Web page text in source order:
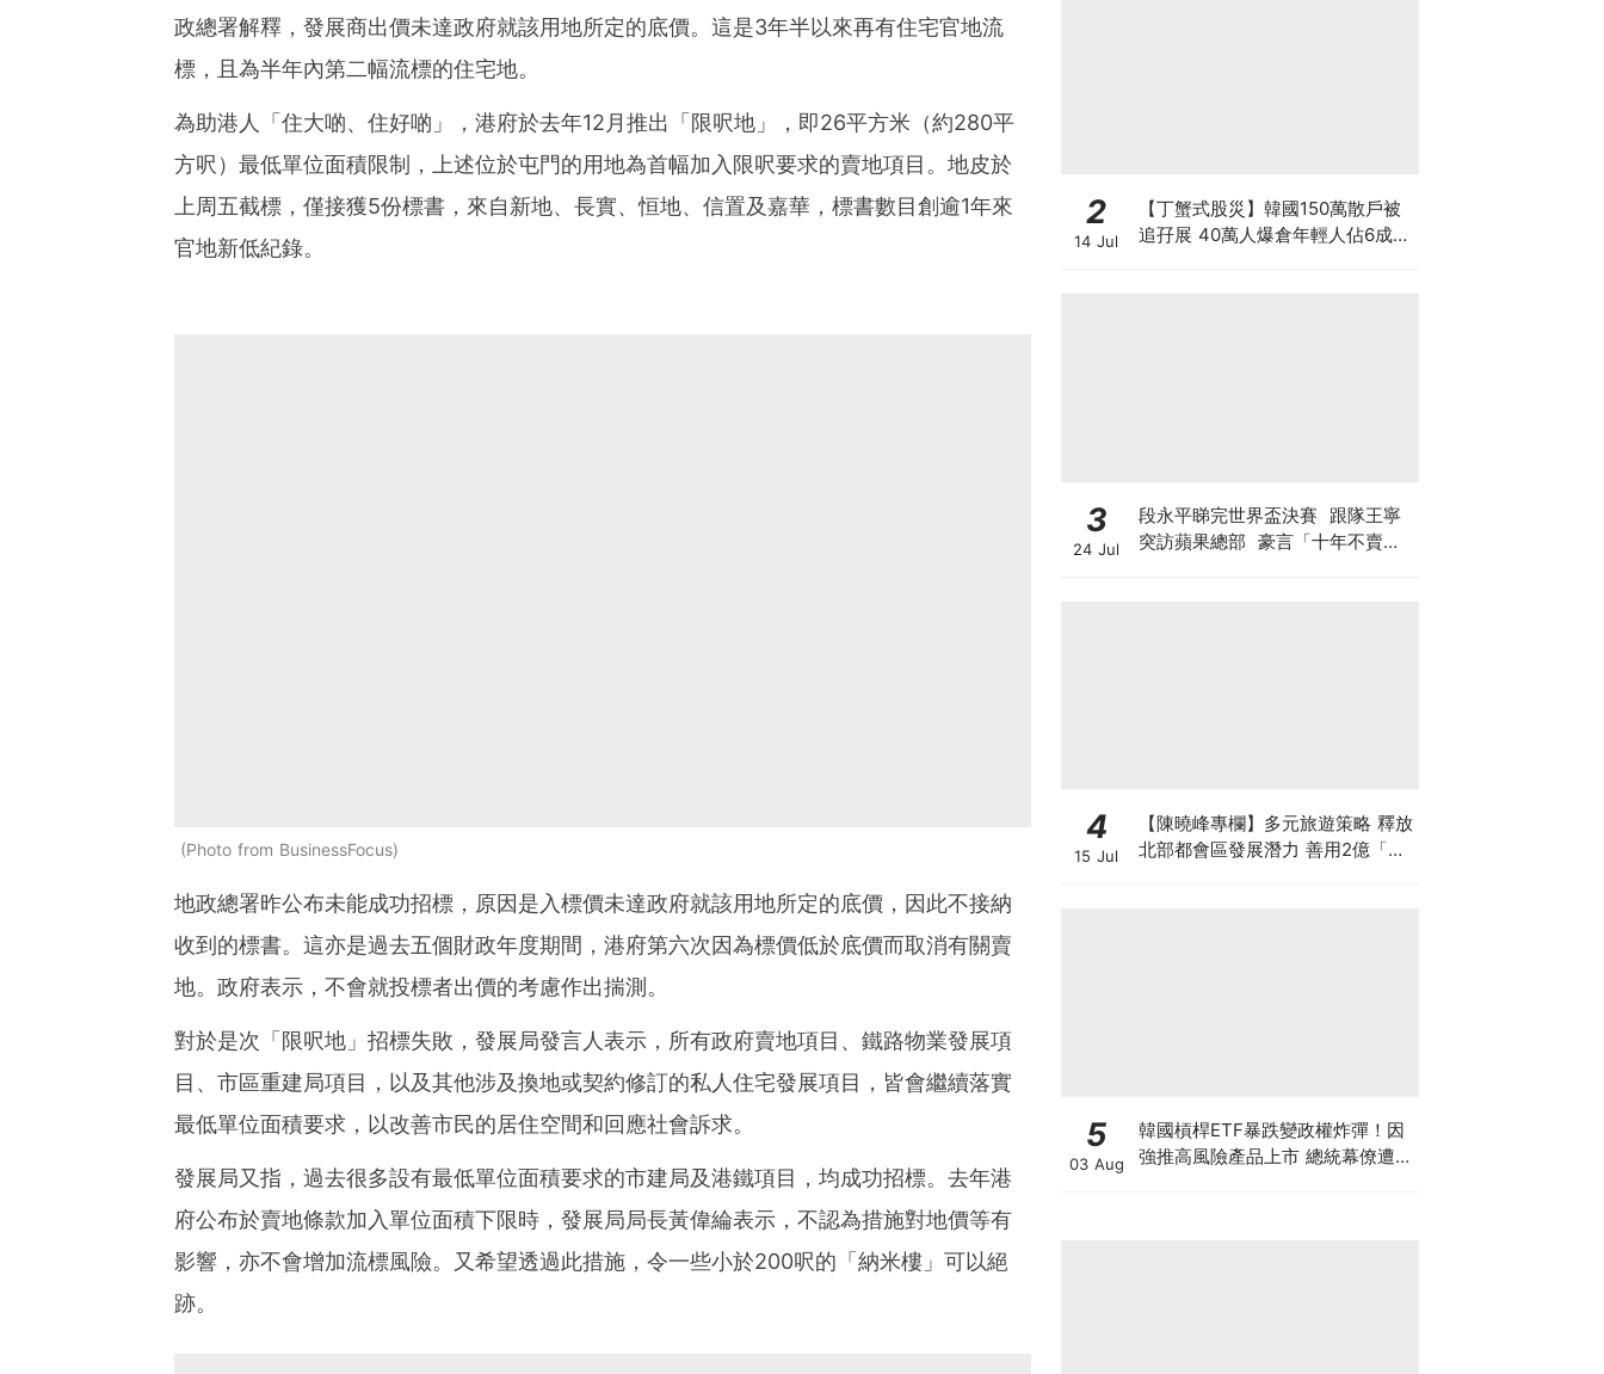
政總署解釋，發展商出價未達政府就該用地所定的底價。這是3年半以來再有住宅官地流
標，且為半年內第二幅流標的住宅地。
為助港人「住大啲、住好啲」，港府於去年12月推出「限呎地」，即26平方米（約280平
方呎）最低單位面積限制，上述位於屯門的用地為首幅加入限呎要求的賣地項目。地皮於
上周五截標，僅接獲5份標書，來自新地、長實、恒地、信置及嘉華，標書數目創逾1年來
官地新低紀錄。
Photo from BusinessFocus
地政總署昨公布未能成功招標，原因是入標價未達政府就該用地所定的底價，因此不接納
收到的標書。這亦是過去五個財政年度期間，港府第六次因為標價低於底價而取消有關賣
地。政府表示，不會就投標者出價的考慮作出揣測。
對於是次「限呎地」招標失敗，發展局發言人表示，所有政府賣地項目、鐵路物業發展項
目、市區重建局項目，以及其他涉及換地或契約修訂的私人住宅發展項目，皆會繼續落實
最低單位面積要求，以改善市民的居住空間和回應社會訴求。
發展局又指，過去很多設有最低單位面積要求的市建局及港鐵項目，均成功招標。去年港
府公布於賣地條款加入單位面積下限時，發展局局長黃偉綸表示，不認為措施對地價等有
影響，亦不會增加流標風險。又希望透過此措施，令一些小於200呎的「納米樓」可以絕
跡。
2
14 Jul
【丁蟹式股災】韓國150萬散戶被
追孖展 40萬人爆倉年輕人佔6成
3
24 Jul
段永平睇完世界盃決賽 跟隊王寧
突訪蘋果總部 豪言「十年不賣泡
4
15 Jul
【陳曉峰專欄】多元旅遊策略 釋放
北部都會區發展潛力 善用2億「北
5
03 Aug
韓國槓桿ETF暴跌變政權炸彈！因
強推高風險產品上市 總統幕僚遭刑